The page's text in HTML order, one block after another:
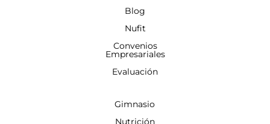
Blog
Nufit
Convenios
Empresariales
Evaluación
Gimnasio
Nutrición